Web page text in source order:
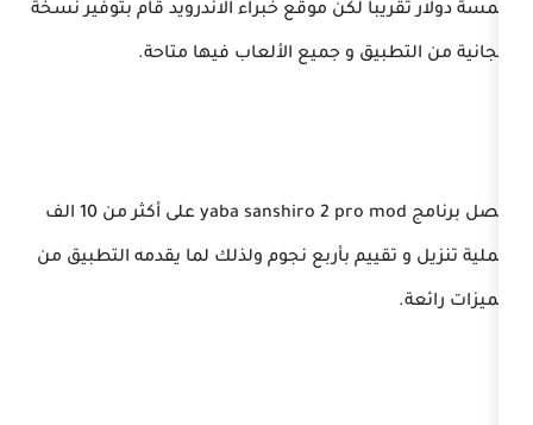
لكن موقع خبراء الاندرويد قام بتوفير نسخة
و جميع الألعاب فيها متاحة.
حصل برنامج yaba sanshiro 2 pro mod على أكثر من 10 الف
بأربع نجوم ولذلك لما يقدمه التطبيق من